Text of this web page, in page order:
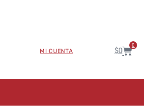
MI CUENTA $0
0